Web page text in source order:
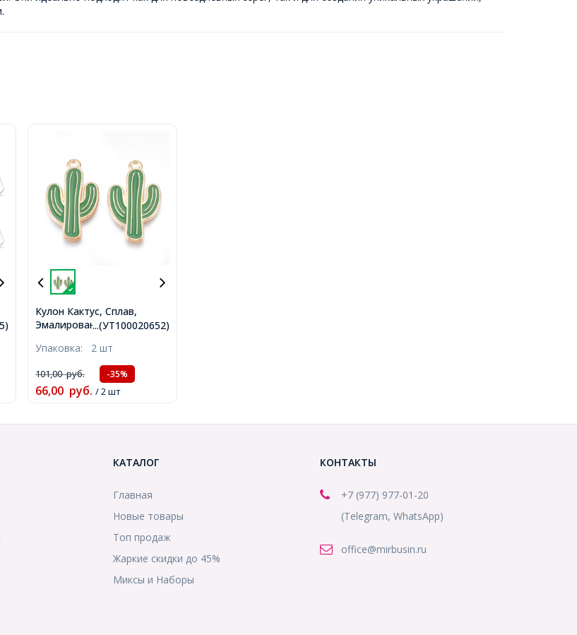
...(УТ100020652)
Кулон Кактус, Сплав,
Эмалированный, Цвет:
26x15.5x1мм, Отверстие
1.4мм (УТ100020652)
Упаковка: 2 шт
101,00руб. -35%
66,00 руб. / 2 шт
КАТАЛОГ
Главная
Новые товары
Топ продаж
Жаркие скидки до 45%
Миксы и Наборы
КОНТАКТЫ
+7 (977) 977-01-20
(Telegram, WhatsApp)
office@mirbusin.ru